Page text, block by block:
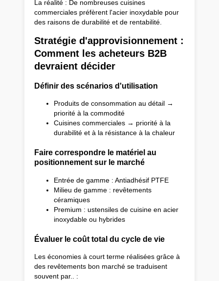
La réalité : De nombreuses cuisines
commerciales préfèrent l'acier inoxydable pour
des raisons de durabilité et de rentabilité.
Stratégie d'approvisionnement :
Comment les acheteurs B2B
devraient décider
Définir des scénarios d'utilisation
Produits de consommation au détail →
priorité à la commodité
Cuisines commerciales → priorité à la
durabilité et à la résistance à la chaleur
Faire correspondre le matériel au
positionnement sur le marché
Entrée de gamme : Antiadhésif PTFE
Milieu de gamme : revêtements
céramiques
Premium : ustensiles de cuisine en acier
inoxydable ou hybrides
Évaluer le coût total du cycle de vie
Les économies à court terme réalisées grâce à
des revêtements bon marché se traduisent
souvent par.. :